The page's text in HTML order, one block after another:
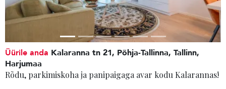
Üürile anda Kalaranna tn 21, Põhja-Tallinna, Tallinn,
Harjumaa
Rõdu, parkimiskoha ja panipaigaga avar kodu Kalarannas!